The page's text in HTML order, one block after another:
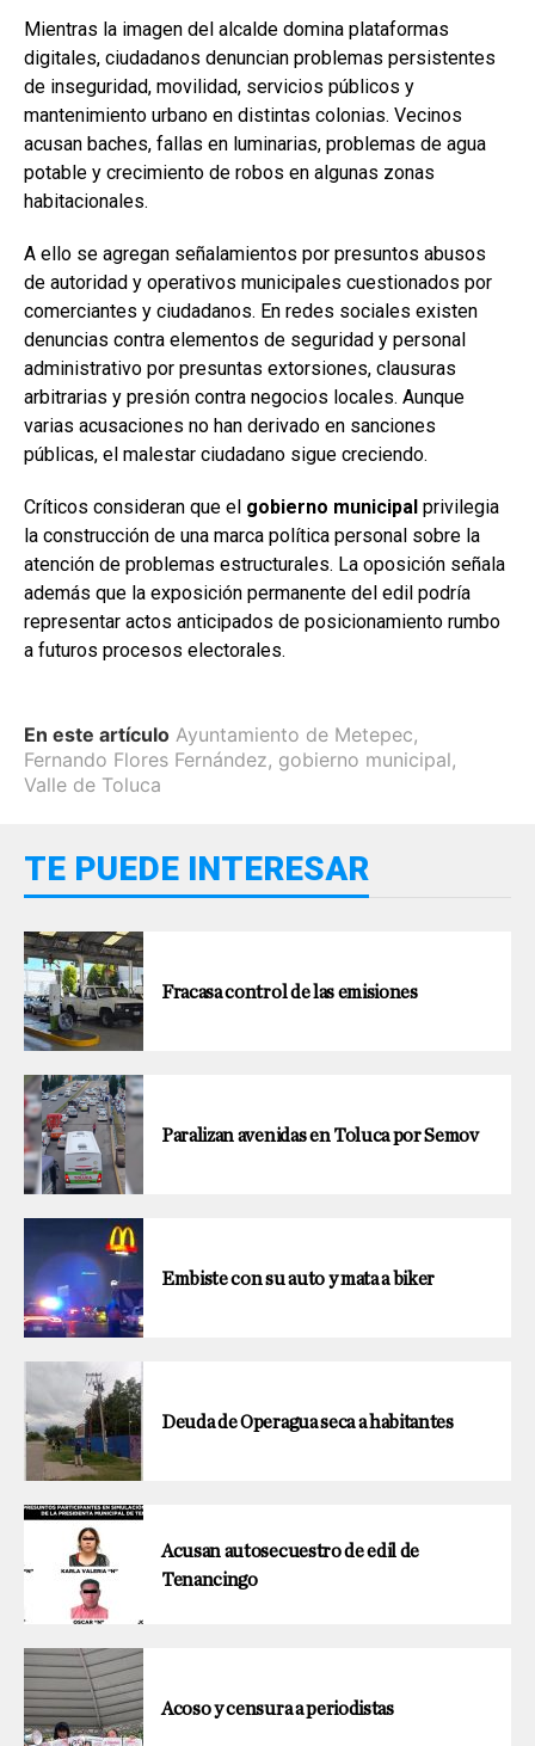
Mientras la imagen del alcalde domina plataformas
digitales, ciudadanos denuncian problemas persistentes
de inseguridad, movilidad, servicios públicos y
mantenimiento urbano en distintas colonias. Vecinos
acusan baches, fallas en luminarias, problemas de agua
potable y crecimiento de robos en algunas zonas
habitacionales.
A ello se agregan señalamientos por presuntos abusos
de autoridad y operativos municipales cuestionados por
comerciantes y ciudadanos. En redes sociales existen
denuncias contra elementos de seguridad y personal
administrativo por presuntas extorsiones, clausuras
arbitrarias y presión contra negocios locales. Aunque
varias acusaciones no han derivado en sanciones
públicas, el malestar ciudadano sigue creciendo.
Críticos consideran que el gobierno municipal privilegia
la construcción de una marca política personal sobre la
atención de problemas estructurales. La oposición señala
además que la exposición permanente del edil podría
representar actos anticipados de posicionamiento rumbo
a futuros procesos electorales.
En este artículo Ayuntamiento de Metepec,
Fernando Flores Fernández, gobierno municipal,
Valle de Toluca
TE PUEDE INTERESAR
Fracasa control de las emisiones
Paralizan avenidas en Toluca por Semov
Embiste con su auto y mata a biker
Deuda de Operagua seca a habitantes
Acusan autosecuestro de edil de
Tenancingo
Acoso y censura a periodistas